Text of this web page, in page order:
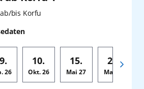
Hafen:
ab/bis Korfu
26
10.
Okt.26
15.
Mai 27
29.
Mai